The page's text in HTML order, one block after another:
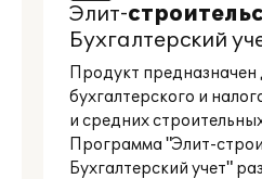
Элит-
Бухгалтерский
Продукт предназначен
бухгалтерского и
и средних
Программа "Элит-
Бухгалтерский учет"